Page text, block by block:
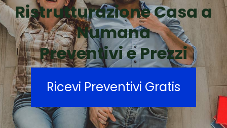
Ristrutturazione Casa a
Numana
Preventivi e Prezzi
Ricevi Preventivi Gratis